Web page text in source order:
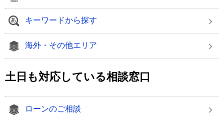
キーワードから探す
海外・その他エリア
土日も対応している相談窓口
ローンのご相談